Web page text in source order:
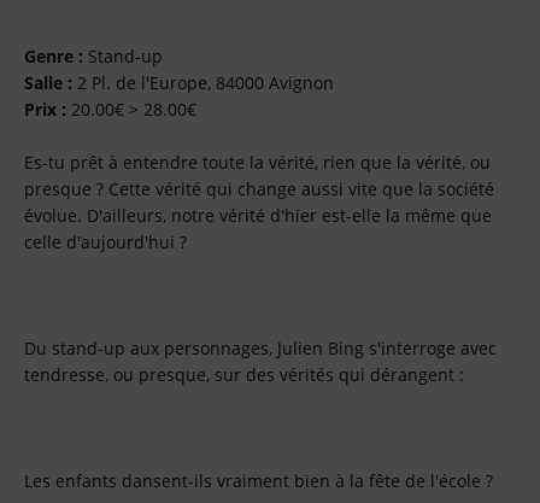
Genre : Stand-up
Salle : 2 Pl. de l'Europe, 84000 Avignon
Prix : 20.00€ > 28.00€
Es-tu prêt à entendre toute la vérité, rien que la vérité, ou
presque ? Cette vérité qui change aussi vite que la société
évolue. D'ailleurs, notre vérité d'hier est-elle la même que
celle d'aujourd'hui ?
Du stand-up aux personnages, Julien Bing s'interroge avec
tendresse, ou presque, sur des vérités qui dérangent :
Les enfants dansent-ils vraiment bien à la fête de l'école ?